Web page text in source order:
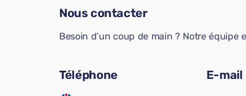
Nous contacter
Besoin d’un coup de main ? Notre équipe
Téléphone E-mail